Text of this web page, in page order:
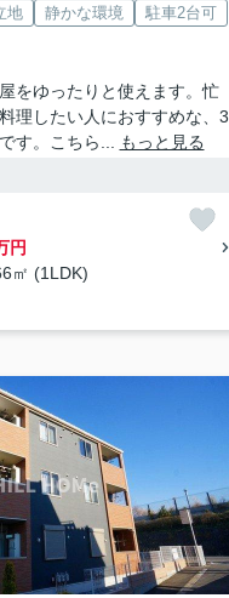
地 静かな環境
駐車2台可
をゆったりと使えます。忙
理したい人におすすめな、3
す。こちら...
もっと見る
円
㎡ (1LDK)